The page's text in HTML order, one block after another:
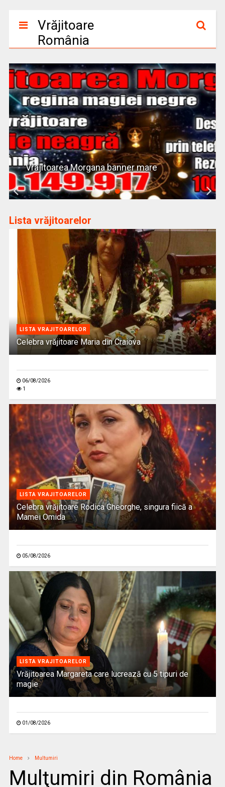
Vrăjitoare
România
Vrajitoarea Morgana banner mare
Lista vrăjitoarelor
LISTA VRAJITOARELOR
Celebra vrăjitoare Maria din Craiova
06/08/2026
1
LISTA VRAJITOARELOR
Celebra vrăjitoare Rodica Gheorghe, singura fiică a
Mamei Omida
05/08/2026
LISTA VRAJITOARELOR
Vrăjitoarea Margareta care lucrează cu 5 tipuri de
magie
01/08/2026
Home Multumiri
Mulţumiri din România